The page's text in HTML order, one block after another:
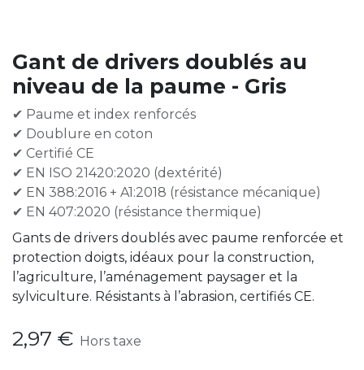
Gant de drivers doublés au
niveau de la paume - Gris
✔ Paume et index renforcés
✔ Doublure en coton
✔ Certifié CE
✔ EN ISO 21420:2020 (dextérité)
✔ EN 388:2016 + A1:2018 (résistance mécanique)
✔ EN 407:2020 (résistance thermique)
Gants de drivers doublés avec paume renforcée et
protection doigts, idéaux pour la construction,
l’agriculture, l’aménagement paysager et la
sylviculture. Résistants à l’abrasion, certifiés CE.
2,97 € Hors taxe